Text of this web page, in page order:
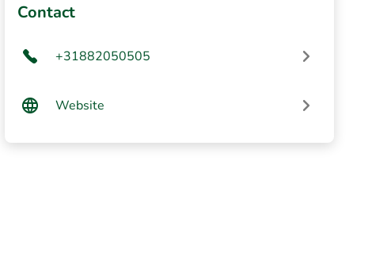
Contact
+31882050505
Website